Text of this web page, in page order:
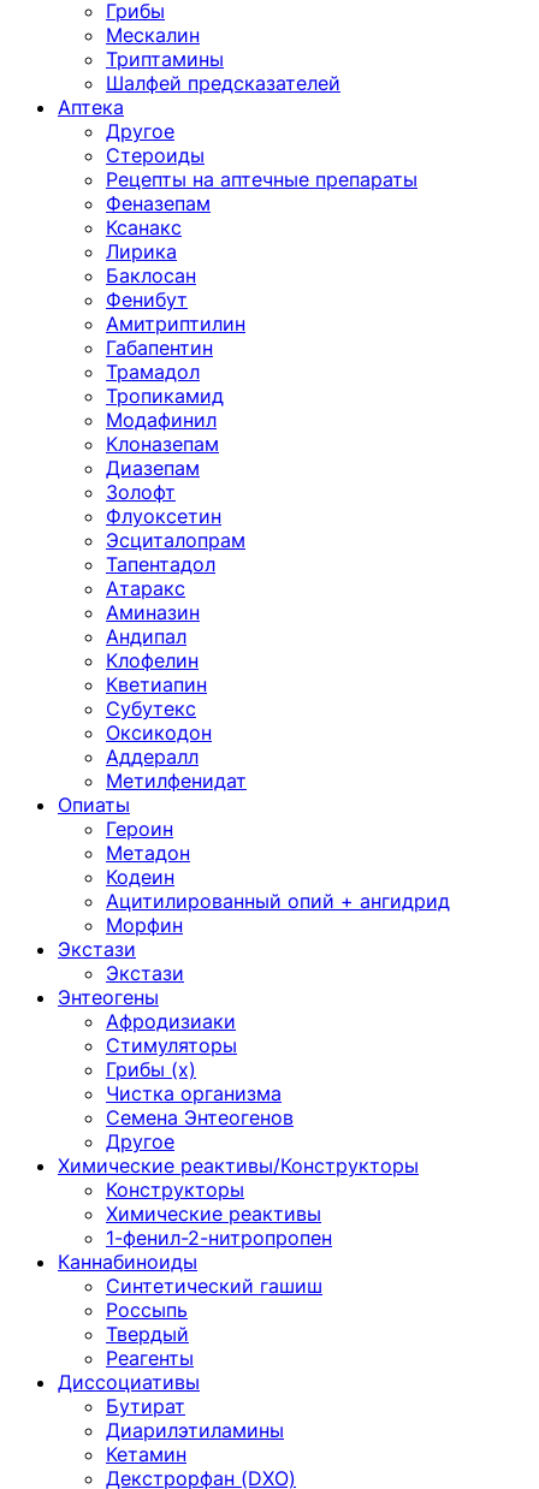
Грибы
Мескалин
Триптамины
Шалфей предсказателей
Аптека
Другое
Стероиды
Рецепты на аптечные препараты
Феназепам
Ксанакс
Лирика
Баклосан
Фенибут
Амитриптилин
Габапентин
Трамадол
Тропикамид
Модафинил
Клоназепам
Диазепам
Золофт
Флуоксетин
Эсциталопрам
Тапентадол
Атаракс
Аминазин
Андипал
Клофелин
Кветиапин
Субутекс
Оксикодон
Аддералл
Метилфенидат
Опиаты
Героин
Метадон
Кодеин
Ацитилированный опий + ангидрид
Морфин
Экстази
Экстази
Энтеогены
Афродизиаки
Стимуляторы
Грибы (х)
Чистка организма
Семена Энтеогенов
Другое
Химические реактивы/Конструкторы
Конструкторы
Химические реактивы
1-фенил-2-нитропропен
Каннабиноиды
Синтетический гашиш
Россыпь
Твердый
Реагенты
Диссоциативы
Бутират
Диарилэтиламины
Кетамин
Декстрорфан (DXO)